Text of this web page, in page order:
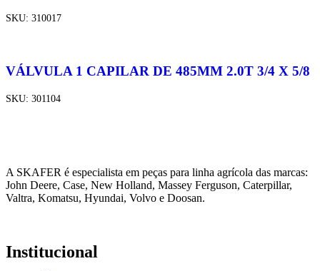
SKU: 310017
VÁLVULA 1 CAPILAR DE 485MM 2.0T 3/4 X 5/8
SKU: 301104
A SKAFER é especialista em peças para linha agrícola das marcas:
John Deere, Case, New Holland, Massey Ferguson, Caterpillar,
Valtra, Komatsu, Hyundai, Volvo e Doosan.
Institucional